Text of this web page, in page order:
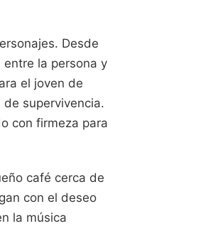
Desde
la persona y
el joven de
supervivencia.
con firmeza para
café cerca de
con el deseo
la música